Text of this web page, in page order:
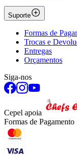
Suporte
Formas de
Trocas e
Entregas
Orçamentos
Siga-nos
Cepel apoia
Formas de Pagamento